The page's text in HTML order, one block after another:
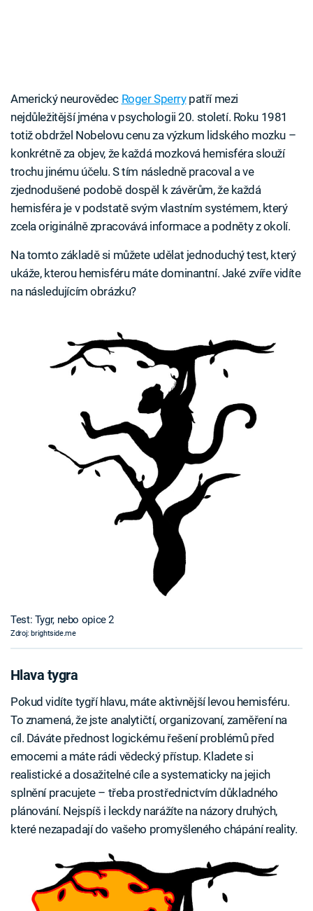
Americký neurovědec Roger Sperrypatří mezi
nejdůležitější jména v psychologii 20. století. Roku 1981
totiž obdržel Nobelovu cenu za výzkum lidského mozku –
konkrétně za objev, že každá mozková hemisféra slouží
trochu jinému účelu. S tím následně pracoval a ve
zjednodušené podobě dospěl k závěrům, že každá
hemisféra je v podstatě svým vlastním systémem, který
zcela originálně zpracovává informace a podněty z okolí.
Na tomto základě si můžete udělat jednoduchý test, který
ukáže, kterou hemisféru máte dominantní. Jaké zvíře vidíte
na následujícím obrázku?
Test: Tygr, nebo opice 2
Zdroj: brightside.me
Hlava tygra
Pokud vidíte tygří hlavu, máte aktivnější levou hemisféru.
To znamená, že jste analytičtí, organizovaní, zaměření na
cíl. Dáváte přednost logickému řešení problémů před
emocemi a máte rádi vědecký přístup. Kladete si
realistické a dosažitelné cíle a systematicky na jejich
splnění pracujete – třeba prostřednictvím důkladného
plánování. Nejspíš i leckdy narážíte na názory druhých,
které nezapadají do vašeho promyšleného chápání reality.